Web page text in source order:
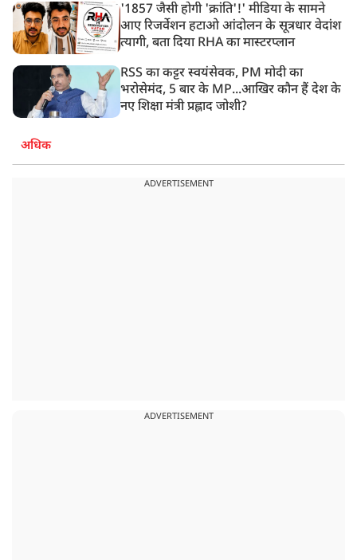
'1857 जैसी होगी 'क्रांति'!' मीडिया के सामने
आए रिजर्वेशन हटाओ आंदोलन के सूत्रधार वेदांश
त्यागी, बता दिया RHA का मास्टरप्लान
RSS का कट्टर स्वयंसेवक, PM मोदी का
भरोसेमंद, 5 बार के MP...आखिर कौन हैं देश के
नए शिक्षा मंत्री प्रह्लाद जोशी?
अधिक
ADVERTISEMENT
ADVERTISEMENT